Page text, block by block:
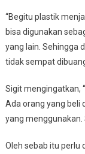
“Begitu plastik
bisa digunakan
yang lain. Sehingga
tidak sempat
Sigit mengingatkan,
Ada orang yang beli
yang menggunakan.
Oleh sebab itu perlu